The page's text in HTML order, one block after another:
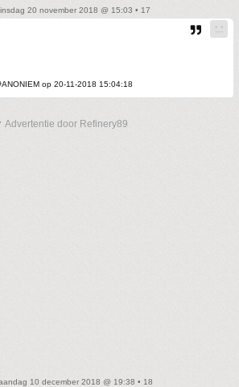
20 november 2018 @ 15:03 • 17
op 20-11-2018 15:04:18
Advertentie door Refinery89
10 december 2018 @ 19:38 • 18